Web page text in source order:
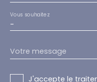
-
Vous souhaitez
Votre message
J'accepte le